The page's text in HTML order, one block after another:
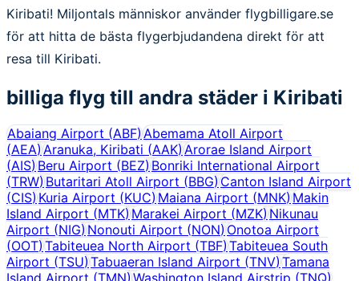
Kiribati! Miljontals människor använder flygbilligare.se
för att hitta de bästa flygerbjudandena direkt för att
resa till Kiribati.
billiga flyg till andra städer i Kiribati
Abaiang Airport (ABF)Abemama Atoll Airport
(AEA)Aranuka, Kiribati (AAK) Arorae Island Airport
(AIS)Beru Airport (BEZ) Bonriki International Airport
(TRW)Butaritari Atoll Airport (BBG) Canton Island Airport
(CIS)Kuria Airport (KUC) Maiana Airport (MNK) Makin
Island Airport (MTK)Marakei Airport (MZK) Nikunau
Airport (NIG)Nonouti Airport (NON) Onotoa Airport
(OOT)Tabiteuea North Airport (TBF)Tabiteuea South
Airport (TSU)Tabuaeran Island Airport (TNV) Tamana
Island Airport (TMN)Washington Island Airstrip (TNQ)